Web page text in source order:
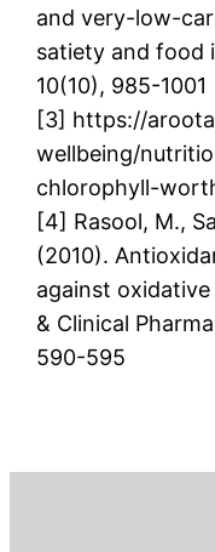
and very-low-
satiety and food
10(10), 985-1001
[3] https://
wellbeing/
chlorophyll-
[4] Rasool, M.,
(2010).
against
& Clinical
590-595